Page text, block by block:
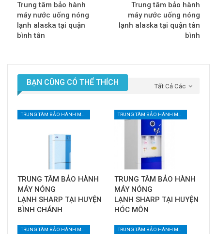
Trung tâm bảo hành
máy nước uống nóng
lạnh alaska tại quận
bình tân
Trung tâm bảo hành
máy nước uống nóng
lạnh alaska tại quận tân
bình
Tất Cả Các
BẠN CŨNG CÓ THỂ THÍCH
TRUNG TÂM BẢO HÀNH
MÁY NÓNG
LẠNH SHARP TẠI HUYỆN
BÌNH CHÁNH
TRUNG TÂM BẢO HÀNH
MÁY NÓNG
LẠNH SHARP TẠI HUYỆN
HÓC MÔN
TRUNG TÂM BẢO HÀNH MÁY NƯỚC UỐNG NÓNG LẠNH TẠI TPHCM TRUNG TÂM BẢO HÀNH MÁY NƯỚC UỐNG NÓNG LẠNH TẠI TPHCM